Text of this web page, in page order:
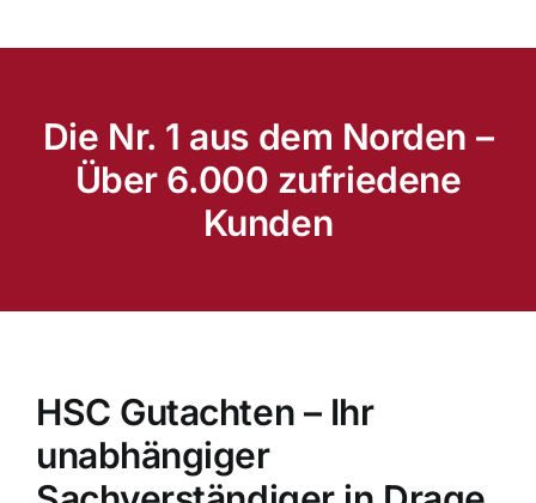
Die Nr. 1 aus dem Norden –
Über 6.000 zufriedene
Kunden
HSC Gutachten – Ihr
unabhängiger